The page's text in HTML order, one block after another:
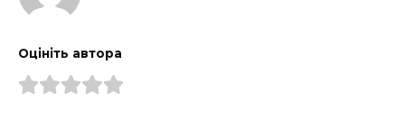
Оцініть автора